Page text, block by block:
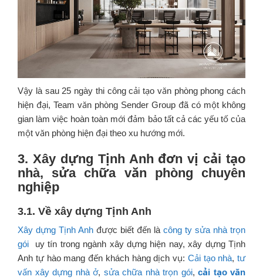
Vậy là sau 25 ngày thi công cải tạo văn phòng phong cách
hiện đại, Team văn phòng Sender Group đã có một không
gian làm việc hoàn toàn mới đảm bảo tất cả các yếu tố của
một văn phòng hiện đại theo xu hướng mới.
3. Xây dựng Tịnh Anh đơn vị cải tạo
nhà, sửa chữa văn phòng chuyên
nghiệp
3.1. Về xây dựng Tịnh Anh
Xây dựng Tịnh Anhđược biết đến làcông ty sửa nhà trọn
gói uy tín trong ngành xây dựng hiện nay, xây dựng Tịnh
Anh tự hào mang đến khách hàng dịch vụ: Cải tạo nhà, tư
vấn xây dựng nhà ở, sửa chữa nhà trọn gói, cải tạo văn